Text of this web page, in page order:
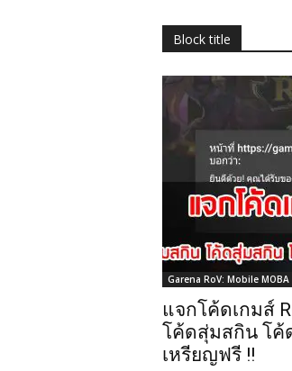
Block title
Garena RoV: Mobile MOBA
แจกโค้ดเกมส์
โค้ดสุ่มสกิน โค้
เหรียญฟรี !!